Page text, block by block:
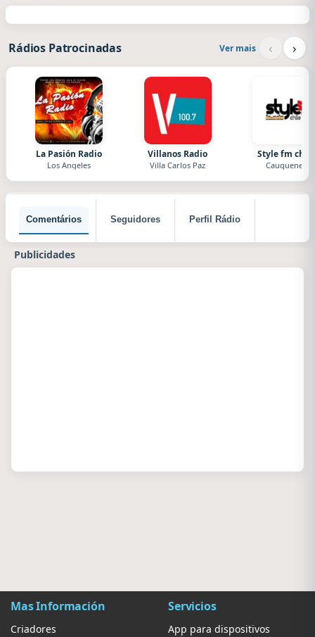
Rádios Patrocinadas Ver mais ‹ ›
La Pasión Radio
Los Angeles
Villanos Radio
Villa Carlos Paz
Style fm chile
Cauquenes
Comentários Seguidores Perfil Rádio
Publicidades
Mas Información
Criadores
Servicios
App para dispositivos